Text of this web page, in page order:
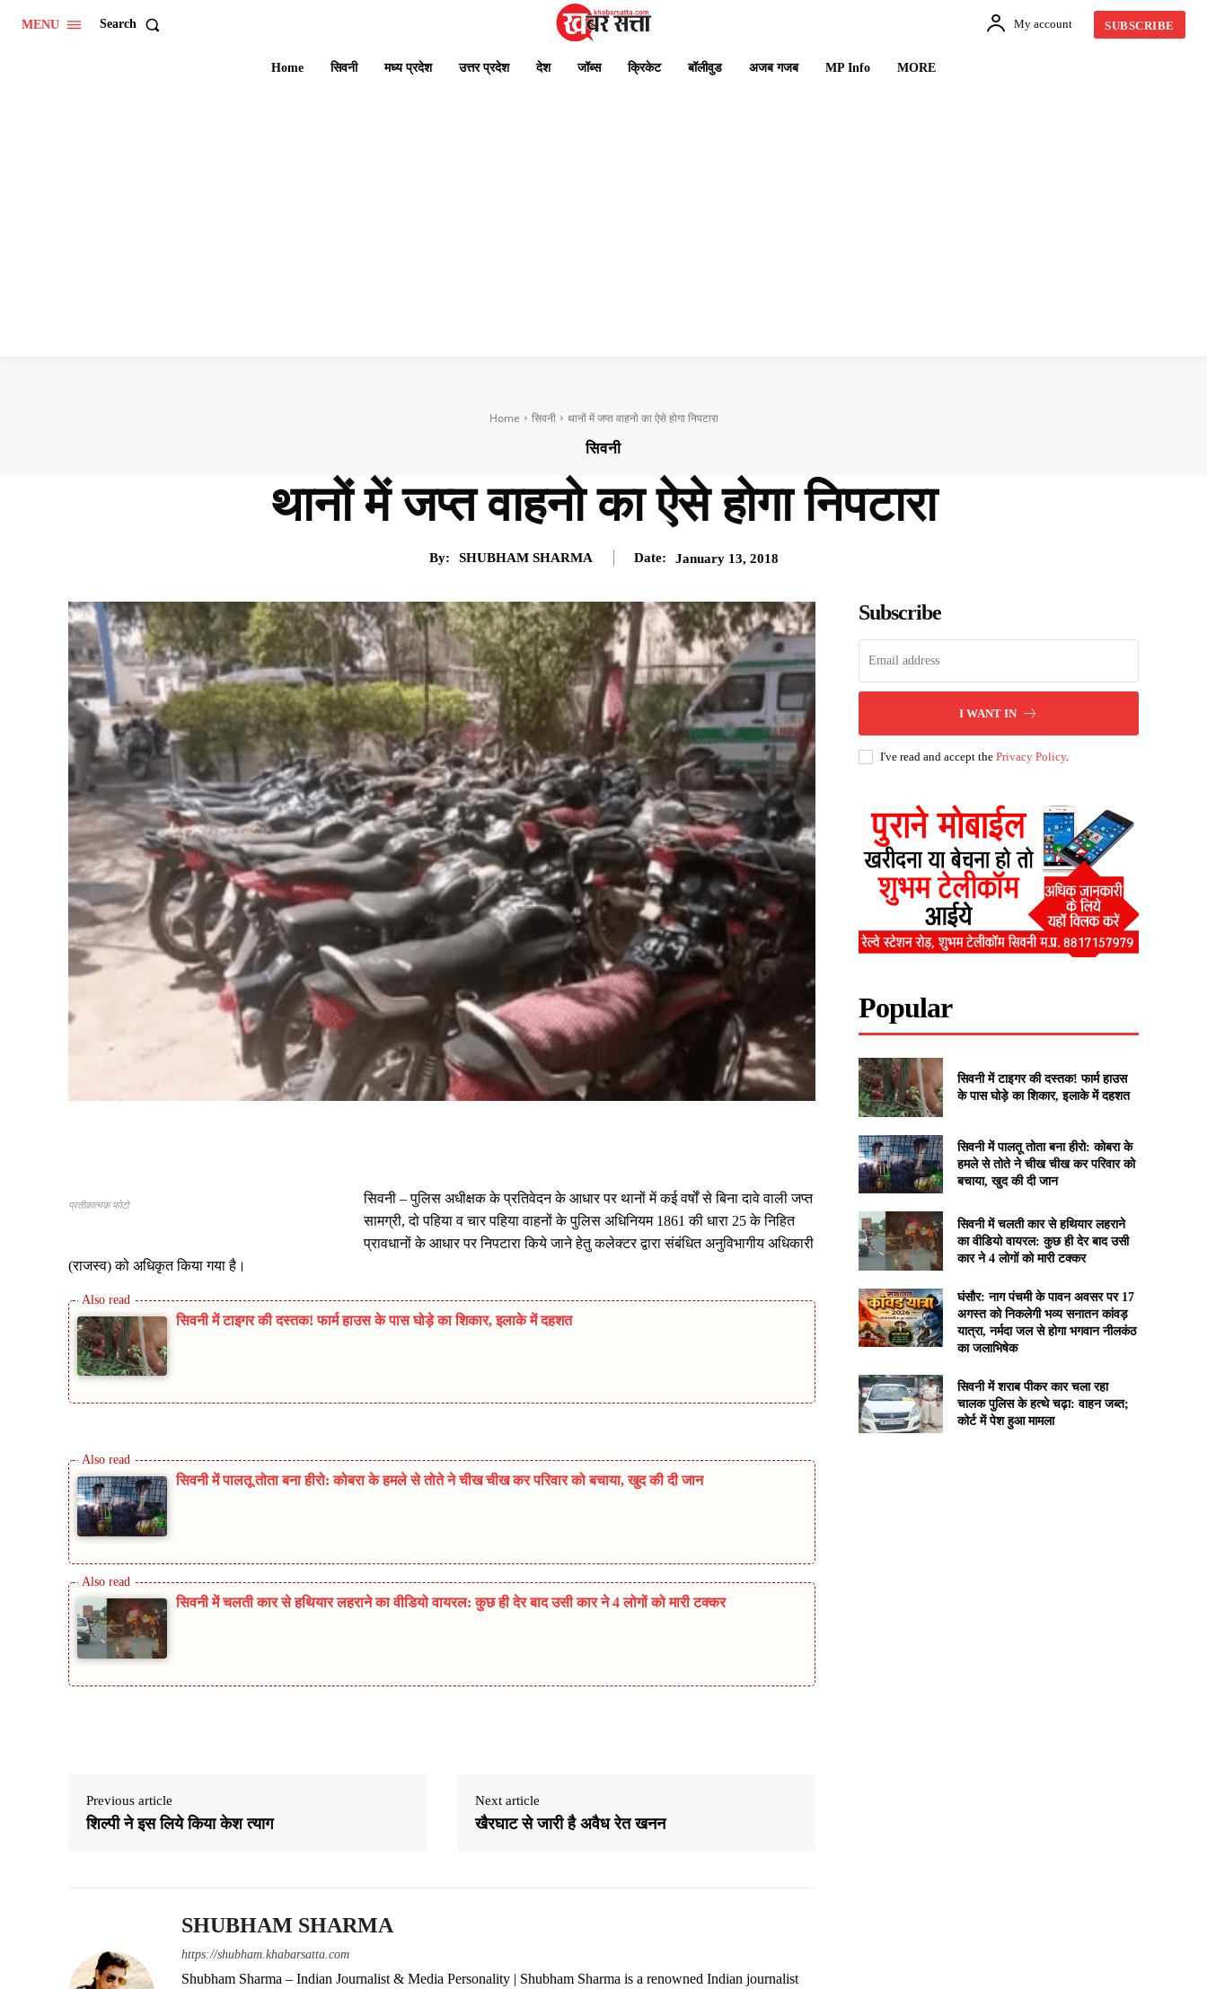
MENU Search My account SUBSCRIBE
Home सिवनी मध्य प्रदेश उत्तर प्रदेश देश जॉब्स क्रिकेट बॉलीवुड अजब गजब MP Info MORE
Home सिवनी थानों में जप्त वाहनो का ऐसे होगा निपटारा
सिवनी
थानों में जप्त वाहनो का ऐसे होगा निपटारा
By: SHUBHAM SHARMA Date: January 13, 2018
प्रतीकात्मक फोटो
सिवनी – पुलिस अधीक्षक के प्रतिवेदन के आधार पर थानों में कई वर्षों से बिना दावे वाली जप्त
सामग्री, दो पहिया व चार पहिया वाहनों के पुलिस अधिनियम 1861 की धारा 25 के निहित
प्रावधानों के आधार पर निपटारा किये जाने हेतु कलेक्टर द्वारा संबंधित अनुविभागीय अधिकारी
(राजस्व) को अधिकृत किया गया है।
सिवनी में टाइगर की दस्तक! फार्म हाउस के पास घोड़े का शिकार, इलाके में दहशत
सिवनी में पालतू तोता बना हीरो: कोबरा के हमले से तोते ने चीख चीख कर परिवार को बचाया, खुद की दी जान
सिवनी में चलती कार से हथियार लहराने का वीडियो वायरल: कुछ ही देर बाद उसी कार ने 4 लोगों को मारी टक्कर
Previous article
शिल्पी ने इस लिये किया केश त्याग
Next article
खैरघाट से जारी है अवैध रेत खनन
SHUBHAM SHARMA
https://shubham.khabarsatta.com
Shubham Sharma – Indian Journalist & Media Personality | Shubham Sharma is a renowned Indian journalist
Subscribe
I WANT IN
I've read and accept thePrivacy Policy.
Popular
सिवनी में टाइगर की दस्तक! फार्म हाउस
के पास घोड़े का शिकार, इलाके में दहशत
सिवनी में पालतू तोता बना हीरो: कोबरा के
हमले से तोते ने चीख चीख कर परिवार को
बचाया, खुद की दी जान
सिवनी में चलती कार से हथियार लहराने
का वीडियो वायरल: कुछ ही देर बाद उसी
कार ने 4 लोगों को मारी टक्कर
घंसौर: नाग पंचमी के पावन अवसर पर 17
अगस्त को निकलेगी भव्य सनातन कांवड़
यात्रा, नर्मदा जल से होगा भगवान नीलकंठ
का जलाभिषेक
सिवनी में शराब पीकर कार चला रहा
चालक पुलिस के हत्थे चढ़ा: वाहन जब्त;
कोर्ट में पेश हुआ मामला